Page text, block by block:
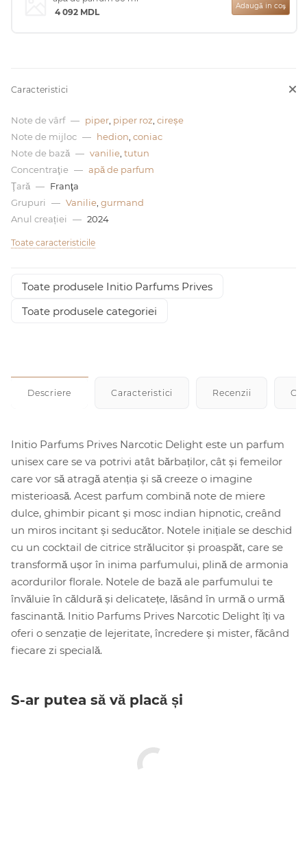
4 092 MDL
Adaugă in coş
Caracteristici
Note de vârf — piper piper roz cireșe
Note de mijloc — hedion coniac
Note de bază — vanilie tutun
Concentraţie — apă de parfum
Ţară — Franţa
Grupuri
— Vanilie gurmand
Anul creației
— 2024
Toate caracteristicile
Toate produsele Initio Parfums Prives
Toate produsele categoriei
Descriere Caracteristici Recenzii
Initio Parfums Prives Narcotic Delight este un parfum
unisex care se va potrivi atât bărbaților, cât și femeilor
care vor să atragă atenția și să creeze o imagine
misterioasă. Acest parfum combină note de miere
dulce, ghimbir picant și mosc indian hipnotic, creând
un miros incitant și seducător. Notele inițiale se deschid
cu un cocktail de citrice strălucitor și proaspăt, care se
transformă ușor în inima parfumului, plină de armonia
acordurilor florale. Notele de bază ale parfumului te
învăluie în căldură și delicatețe, lăsând în urmă o urmă
fascinantă. Initio Parfums Prives Narcotic Delight îți va
oferi o senzație de lejeritate, încredere și mister, făcând
fiecare zi specială.
S-ar putea să vă placă și